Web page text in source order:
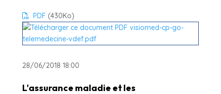
PDF (430Ko)
28/06/2018 18:00
L'assurance maladie et les